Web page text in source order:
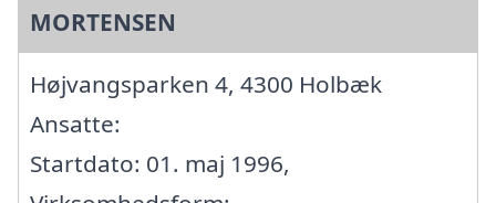
MORTENSEN
Højvangsparken 4, 4300 Holbæk
Ansatte:
Startdato: 01. maj 1996,